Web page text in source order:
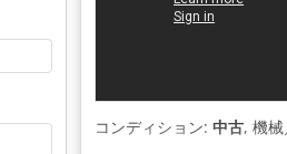
コンディション: 中古, 機